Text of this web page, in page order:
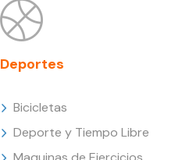
Deportes
Bicicletas
Deporte y Tiempo Libre